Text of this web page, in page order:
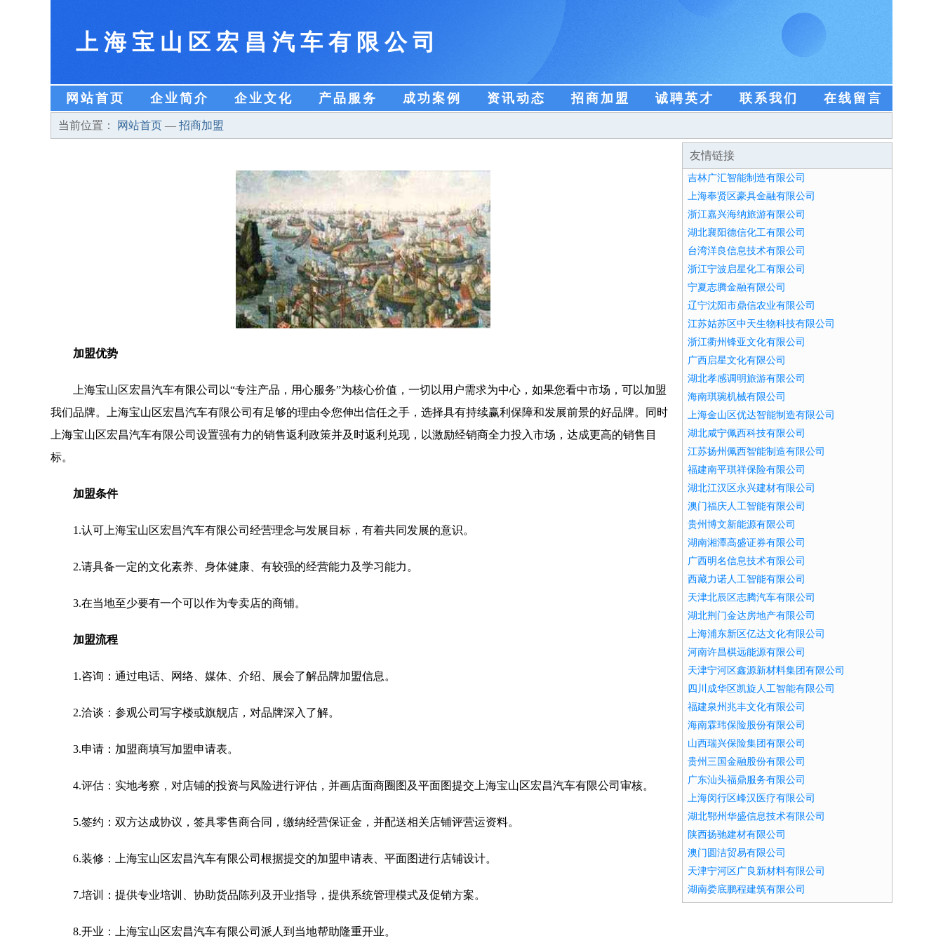
上海宝山区宏昌汽车有限公司
网站首页 企业简介 企业文化 产品服务 成功案例 资讯动态 招商加盟 诚聘英才 联系我们 在线留言
当前位置： 网站首页 — 招商加盟
加盟优势
上海宝山区宏昌汽车有限公司以“专注产品，用心服务”为核心价值，一切以用户需求为中心，如果您看中市场，可以加盟
我们品牌。上海宝山区宏昌汽车有限公司有足够的理由令您伸出信任之手，选择具有持续赢利保障和发展前景的好品牌。同时
上海宝山区宏昌汽车有限公司设置强有力的销售返利政策并及时返利兑现，以激励经销商全力投入市场，达成更高的销售目
标。
加盟条件
1.认可上海宝山区宏昌汽车有限公司经营理念与发展目标，有着共同发展的意识。
2.请具备一定的文化素养、身体健康、有较强的经营能力及学习能力。
3.在当地至少要有一个可以作为专卖店的商铺。
加盟流程
1.咨询：通过电话、网络、媒体、介绍、展会了解品牌加盟信息。
2.洽谈：参观公司写字楼或旗舰店，对品牌深入了解。
3.申请：加盟商填写加盟申请表。
4.评估：实地考察，对店铺的投资与风险进行评估，并画店面商圈图及平面图提交上海宝山区宏昌汽车有限公司审核。
5.签约：双方达成协议，签具零售商合同，缴纳经营保证金，并配送相关店铺评营运资料。
6.装修：上海宝山区宏昌汽车有限公司根据提交的加盟申请表、平面图进行店铺设计。
7.培训：提供专业培训、协助货品陈列及开业指导，提供系统管理模式及促销方案。
8.开业：上海宝山区宏昌汽车有限公司派人到当地帮助隆重开业。
友情链接
吉林广汇智能制造有限公司
上海奉贤区豪具金融有限公司
浙江嘉兴海纳旅游有限公司
湖北襄阳德信化工有限公司
台湾洋良信息技术有限公司
浙江宁波启星化工有限公司
宁夏志腾金融有限公司
辽宁沈阳市鼎信农业有限公司
江苏姑苏区中天生物科技有限公司
浙江衢州锋亚文化有限公司
广西启星文化有限公司
湖北孝感调明旅游有限公司
海南琪琬机械有限公司
上海金山区优达智能制造有限公司
湖北咸宁佩西科技有限公司
江苏扬州佩西智能制造有限公司
福建南平琪祥保险有限公司
湖北江汉区永兴建材有限公司
澳门福庆人工智能有限公司
贵州博文新能源有限公司
湖南湘潭高盛证券有限公司
广西明名信息技术有限公司
西藏力诺人工智能有限公司
天津北辰区志腾汽车有限公司
湖北荆门金达房地产有限公司
上海浦东新区亿达文化有限公司
河南许昌棋远能源有限公司
天津宁河区鑫源新材料集团有限公司
四川成华区凯旋人工智能有限公司
福建泉州兆丰文化有限公司
海南霖玮保险股份有限公司
山西瑞兴保险集团有限公司
贵州三国金融股份有限公司
广东汕头福鼎服务有限公司
上海闵行区峰汉医疗有限公司
湖北鄂州华盛信息技术有限公司
陕西扬驰建材有限公司
澳门圆洁贸易有限公司
天津宁河区广良新材料有限公司
湖南娄底鹏程建筑有限公司